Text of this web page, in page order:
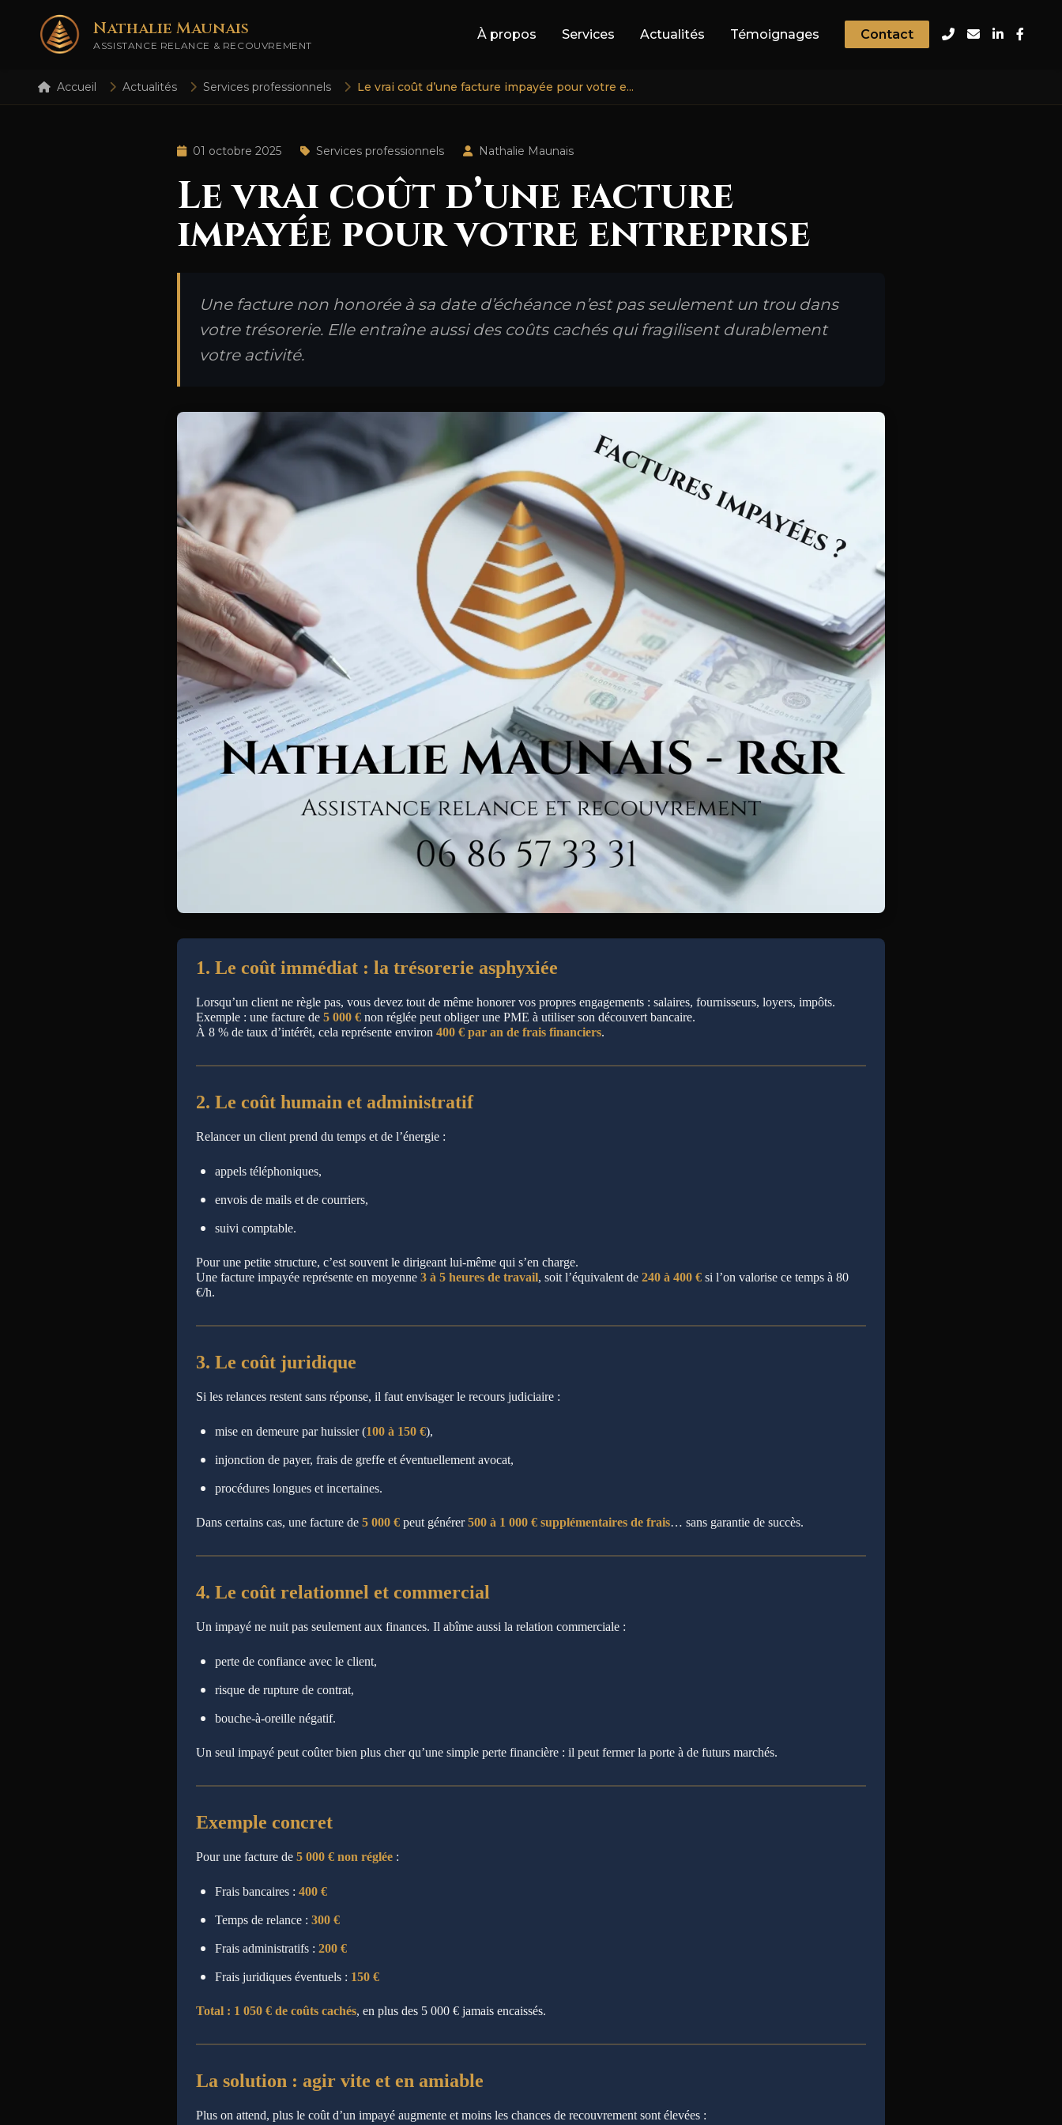
Nathalie Maunais
ASSISTANCE RELANCE & RECOUVREMENT
À propos Services Actualités Témoignages Contact
Accueil Actualités Services professionnels Le vrai coût d’une facture impayée pour votre e...
01 octobre 2025 Services professionnels Nathalie Maunais
Le vrai coût d’une facture
impayée pour votre entreprise
Une facture non honorée à sa date d’échéance n’est pas seulement un trou dans
votre trésorerie. Elle entraîne aussi des coûts cachés qui fragilisent durablement
votre activité.
1. Le coût immédiat : la trésorerie asphyxiée
Lorsqu’un client ne règle pas, vous devez tout de même honorer vos propres engagements : salaires, fournisseurs, loyers, impôts.
Exemple : une facture de 5 000 € non réglée peut obliger une PME à utiliser son découvert bancaire.
À 8 % de taux d’intérêt, cela représente environ 400 € par an de frais financiers.
2. Le coût humain et administratif
Relancer un client prend du temps et de l’énergie :
appels téléphoniques,
envois de mails et de courriers,
suivi comptable.
Pour une petite structure, c’est souvent le dirigeant lui-même qui s’en charge.
Une facture impayée représente en moyenne 3 à 5 heures de travail, soit l’équivalent de 240 à 400 € si l’on valorise ce temps à 80
€/h.
3. Le coût juridique
Si les relances restent sans réponse, il faut envisager le recours judiciaire :
mise en demeure par huissier (100 à 150 €),
injonction de payer, frais de greffe et éventuellement avocat,
procédures longues et incertaines.
Dans certains cas, une facture de 5 000 € peut générer500 à 1 000 € supplémentaires de frais… sans garantie de succès.
4. Le coût relationnel et commercial
Un impayé ne nuit pas seulement aux finances. Il abîme aussi la relation commerciale :
perte de confiance avec le client,
risque de rupture de contrat,
bouche-à-oreille négatif.
Un seul impayé peut coûter bien plus cher qu’une simple perte financière : il peut fermer la porte à de futurs marchés.
Exemple concret
Pour une facture de 5 000 € non réglée :
Frais bancaires : 400 €
Temps de relance : 300 €
Frais administratifs : 200 €
Frais juridiques éventuels : 150 €
Total : 1 050 € de coûts cachés, en plus des 5 000 € jamais encaissés.
La solution : agir vite et en amiable
Plus on attend, plus le coût d’un impayé augmente et moins les chances de recouvrement sont élevées :